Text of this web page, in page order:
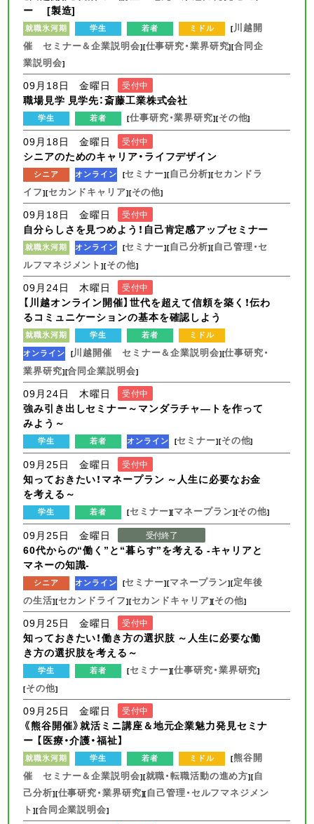
ー [製造]
就職氷河期 学生 若者 ミドル [川越開
催 セミナー＆企業説明会][仕事研究・業界研究][合同企
業説明会]
09月18日 金曜日 受付中
職場見学 見学先：斎藤工業株式会社
学生 若者 [仕事研究・業界研究][その他]
09月18日 金曜日 受付中
シニアのためのキャリア・ライフデザイン
シニア オンライン [セミナー][自己分析][セカンドラ
イフ][セカンドキャリア][その他]
09月18日 金曜日 受付中
自分らしさを見つめよう！自己肯定感アップセミナー
就職氷河期 オンライン [セミナー][自己分析][自己管理・セ
ルフマネジメント][その他]
09月24日 木曜日 受付中
【川越オンライン開催】世代を超えて信頼を築く！伝わ
るコミュニケーションの基本を確認しよう
就職氷河期 学生 若者
ミドル
オンライン [川越開催 セミナー＆企業説明会][仕事研究・
業界研究][合同企業説明会]
09月24日 木曜日 受付中
強み引き出しセミナー～マンダラチャ―トを作って
みよう～
学生 若者 オンライン [セミナー][その他]
09月25日 金曜日 受付中
知っておきたい！マネープラン ～人生に必要なお金
を考える～
学生 若者 [セミナー][マネープラン][その他]
09月25日 金曜日 受付終了
60代からの“働く”と“暮らす”を考える -キャリアと
マネーの知識-
シニア オンライン [セミナー][マネープラン][定年後
の生活][セカンドライフ][セカンドキャリア][その他]
09月25日 金曜日 受付中
知っておきたい！働き方の選択肢 ～人生に必要な働
き方の選択肢を考える～
学生 若者 [セミナー][仕事研究・業界研究]
[その他]
09月25日 金曜日 受付中
《熊谷開催》就活ミニ講座＆地元企業魅力発見セミナ
ー 【医療・介護・福祉】
就職氷河期 学生 若者 ミドル [熊谷開
催 セミナー＆企業説明会][就職・転職活動の進め方][自
己分析][仕事研究・業界研究][自己管理・セルフマネジメン
ト][合同企業説明会]